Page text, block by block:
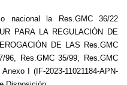
nacional la Res.GMC 36/22
PARA LA REGULACIÓN DE
DE LAS Res.GMC
96, Res.GMC 35/99, Res.GMC
I (IF-2023-11021184-APN-